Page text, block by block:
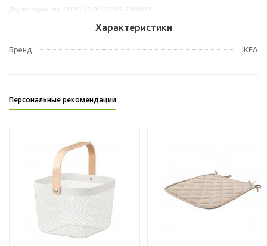
Характеристики
Бренд IKEA
Персональные рекомендации